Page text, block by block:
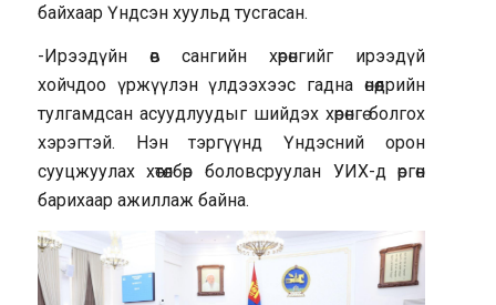
байхаар Үндсэн хуульд тусгасан.
-Ирээдүйн өв сангийн хөрөнгийг ирээдүй
хойчдоо үржүүлэн үлдээхээс гадна өнөөдрийн
тулгамдсан асуудлуудыг шийдэх хөрөнгө болгох
хэрэгтэй. Нэн тэргүүнд Үндэсний орон
сууцжуулах хөтөлбөр боловсруулан УИХ-д өргөн
барихаар ажиллаж байна.